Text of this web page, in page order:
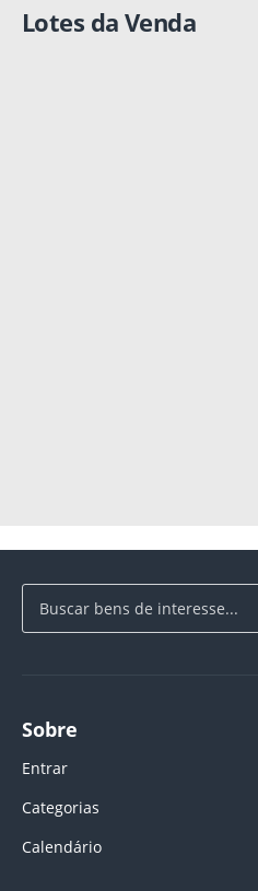
Lotes da Venda
Sobre
Entrar
Categorias
Calendário